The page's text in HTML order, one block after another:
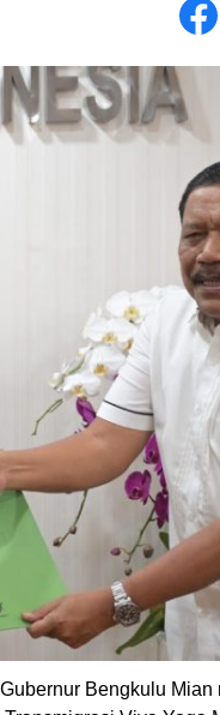
Bengkulu Mian